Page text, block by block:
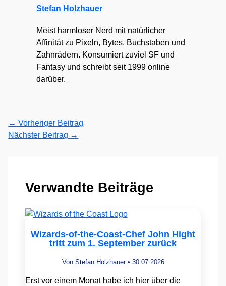
Stefan Holzhauer
Meist harmloser Nerd mit natürlicher
Affinität zu Pixeln, Bytes, Buchstaben und
Zahnrädern. Konsumiert zuviel SF und
Fantasy und schreibt seit 1999 online
darüber.
← Vorheriger Beitrag
Nächster Beitrag →
Verwandte Beiträge
Wizards-of-the-Coast-Chef John Hight
tritt zum 1. September zurück
Von Stefan Holzhauer • 30.07.2026
Erst vor einem Monat habe ich hier über die